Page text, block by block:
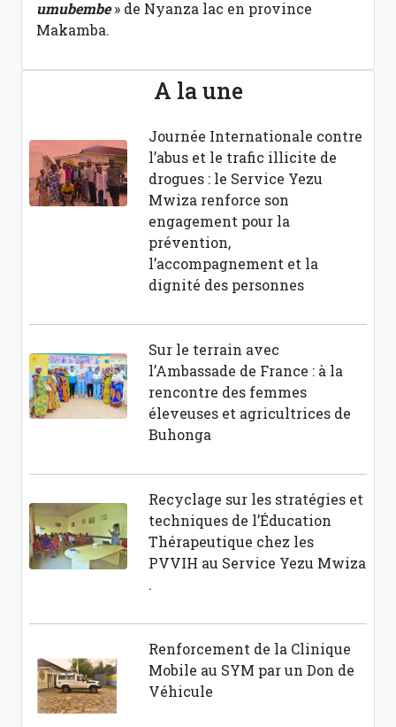
umubembe» de Nyanza lac en province
Makamba.
A la une
Journée Internationale contre
l’abus et le trafic illicite de
drogues : le Service Yezu
Mwiza renforce son
engagement pour la
prévention,
l’accompagnement et la
dignité des personnes
Sur le terrain avec
l’Ambassade de France : à la
rencontre des femmes
éleveuses et agricultrices de
Buhonga
Recyclage sur les stratégies et
techniques de l’Éducation
Thérapeutique chez les
PVVIH au Service Yezu Mwiza
.
Renforcement de la Clinique
Mobile au SYM par un Don de
Véhicule